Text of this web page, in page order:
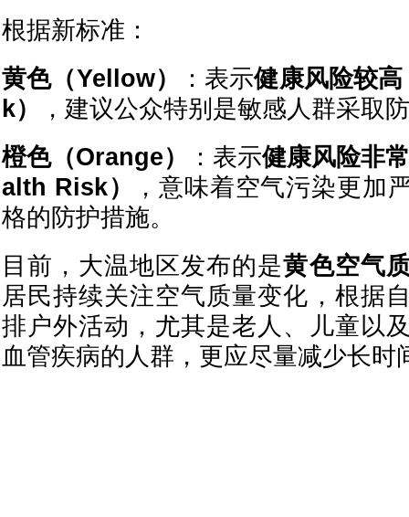
根据新标准：
黄色（Yellow）
：表示健康风险较
k）
，建议公众特别是敏感人群采取
橙色（Orange）
：表示健康风险非
alth Risk）
，意味着空气污染更加
格的防护措施。
目前，大温地区发布的是黄色空气
居民持续关注空气质量变化，根据
排户外活动，尤其是老人、儿童以
血管疾病的人群，更应尽量减少长时